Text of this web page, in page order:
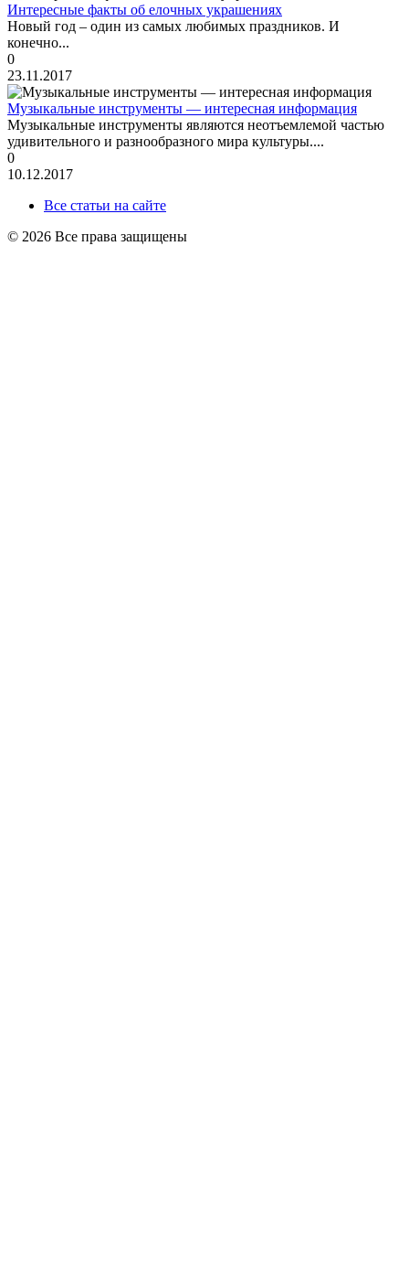
Интересные факты об елочных украшениях
Новый год – один из самых любимых праздников. И
конечно...
0
23.11.2017
Музыкальные инструменты — интересная информация
Музыкальные инструменты являются неотъемлемой частью
удивительного и разнообразного мира культуры....
0
10.12.2017
Все статьи на сайте
© 2026 Все права защищены